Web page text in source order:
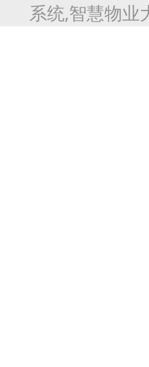
系统,智慧物业